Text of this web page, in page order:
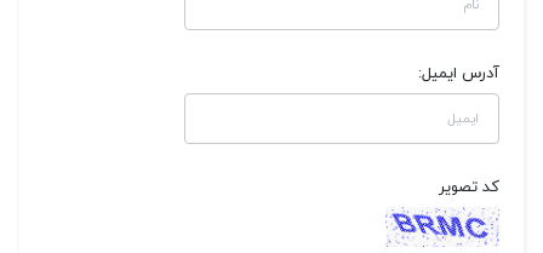
آدرس ایمیل:
کد تصویر